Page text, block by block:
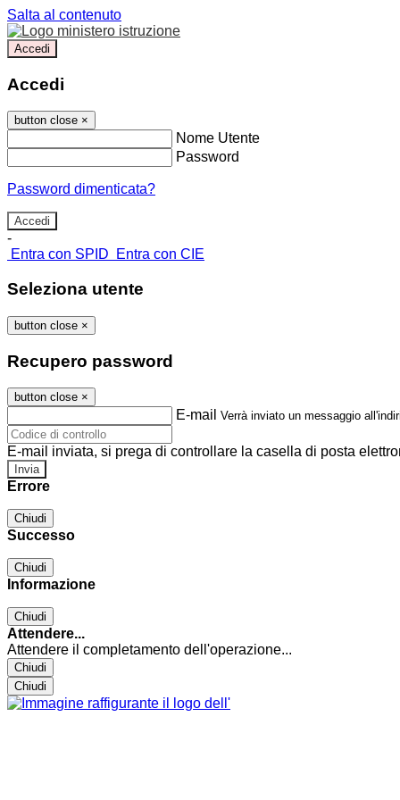
Salta al contenuto
Accedi
Accedi
button close ×
Nome Utente
Password
Password dimenticata?
-
Entra con SPID
Entra con CIE
Seleziona utente
button close ×
Recupero password
button close ×
E-mail Verrà inviato un messaggio
E-mail inviata, si prega di controllare la casella di posta
Errore
Chiudi
Successo
Chiudi
Informazione
Chiudi
Attendere...
Attendere il completamento dell'operazione...
Chiudi
Chiudi